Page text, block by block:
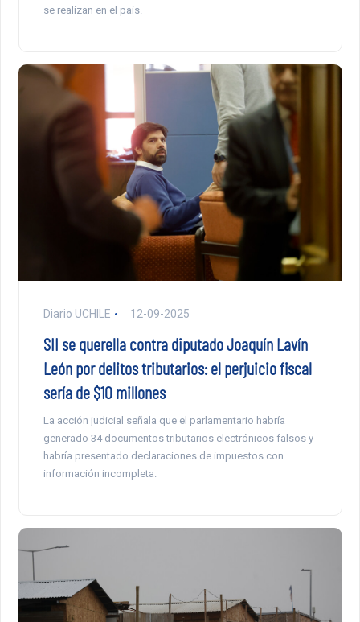
se realizan en el país.
Diario UCHILE 12-09-2025
SII se querella contra diputado Joaquín Lavín
León por delitos tributarios: el perjuicio fiscal
sería de $10 millones
La acción judicial señala que el parlamentario habría
generado 34 documentos tributarios electrónicos falsos y
habría presentado declaraciones de impuestos con
información incompleta.